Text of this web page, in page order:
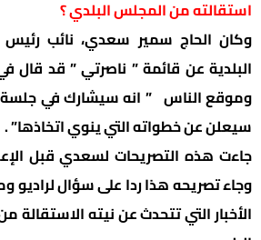
استقالته من المجلس البلدي ؟
وكان الحاج سمير سعدي، نائب رئيس
البلدية عن قائمة ” ناصرتي ” قد قال
وموقع الناس ” انه سيشارك في جلسة
سيعلن عن خطواته التي ينوي اتخاذها” .
جاءت هذه التصريحات لسعدي قبل
وجاء تصريحه هذا ردا على سؤال لراديو
الأخبار التي تتحدث عن نيته